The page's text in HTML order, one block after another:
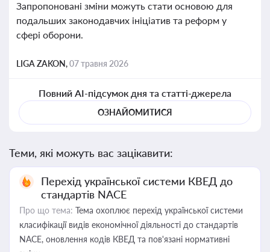
Запропоновані зміни можуть стати основою для
подальших законодавчих ініціатив та реформ у
сфері оборони.
LIGA ZAKON,07 травня 2026
Повний AI-підсумок дня та статті-джерела
ОЗНАЙОМИТИСЯ
Теми, які можуть вас зацікавити:
Перехід української системи КВЕД до
стандартів NACE
Про що тема: Тема охоплює перехід української системи
класифікації видів економічної діяльності до стандартів
NACE, оновлення кодів КВЕД та пов'язані нормативні